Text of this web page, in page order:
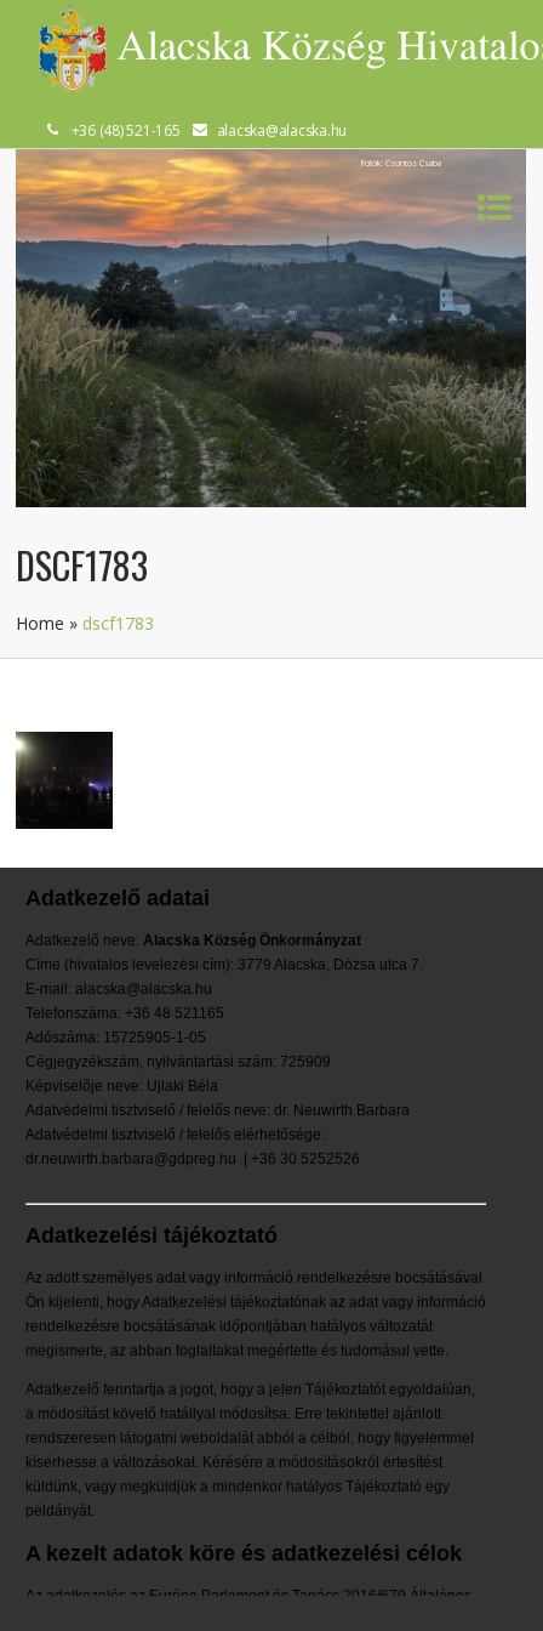
+36 (48) 521-165 alacska@alacska.hu
Fotók: Csontos Csaba
DSCF1783
Home » dscf1783